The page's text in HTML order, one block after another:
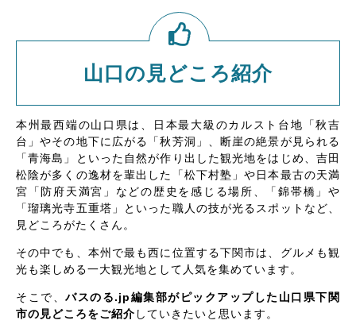
山口の見どころ紹介
本州最西端の山口県は、日本最大級のカルスト台地「秋吉
台」やその地下に広がる「秋芳洞」、断崖の絶景が見られる
「青海島」といった自然が作り出した観光地をはじめ、吉田
松陰が多くの逸材を輩出した「松下村塾」や日本最古の天満
宮「防府天満宮」などの歴史を感じる場所、「錦帯橋」や
「瑠璃光寺五重塔」といった職人の技が光るスポットなど、
見どころがたくさん。
その中でも、本州で最も西に位置する下関市は、グルメも観
光も楽しめる一大観光地として人気を集めています。
そこで、バスのる.jp編集部がピックアップした山口県下関
市の見どころをご紹介 していきたいと思います。